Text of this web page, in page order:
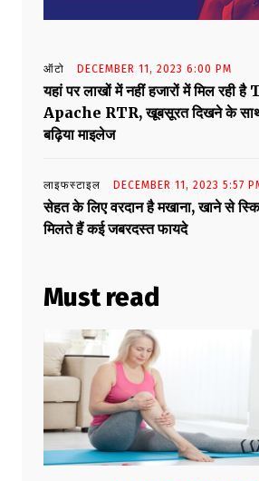
ऑटो DECEMBER 11, 2023 6:00 PM
यहां पर लाखों में नहीं हजारों में मिल रही है
Apache RTR, खूबसूरत दिखने के
बढ़िया माइलेज
लाइफस्टाइल DECEMBER 11, 2023 5:57
सेहत के लिए वरदान है मखाना, खाने से
मिलते हैं कई जबरदस्त फायदे
Must read